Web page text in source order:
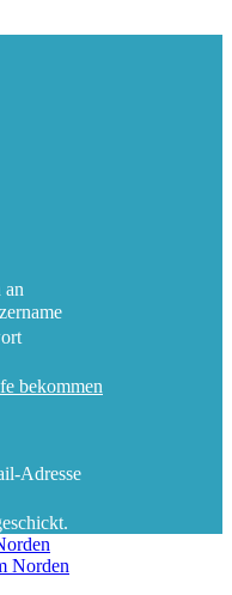
bekommen
Adresse